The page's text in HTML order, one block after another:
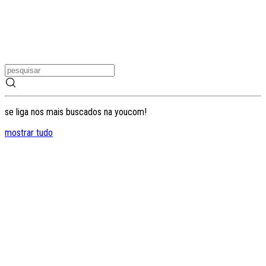
se liga nos mais buscados na youcom!
mostrar tudo